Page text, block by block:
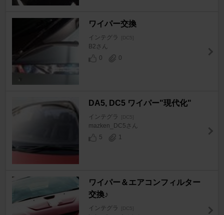
ワイパー交換
インテグラ [DC5]
B2さん
0
0
DA5, DC5 ワイパー"現代化"
インテグラ [DC5]
mazken_DC5さん
5
1
ワイパー＆エアコンフィルター
交換♪
インテグラ [DC5]